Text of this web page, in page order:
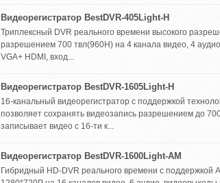
Видеорегистратор BestDVR-405Light-H
Триплексный DVR реального времени высокого
разрешением 700 твл(960Н) на 4 канала видео, 4
VGA+ HDMI, вход...
Видеорегистратор BestDVR-1605Light-H
16-канальный видеорегистратор с поддержкой
позволяет сохранять видеозапись разрешением до
записывает видео с 16-ти к...
Видеорегистратор BestDVR-1600Light-AM
Гибридный HD-DVR реального времени с поддержкой